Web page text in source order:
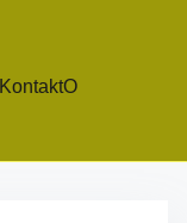
KontaktO